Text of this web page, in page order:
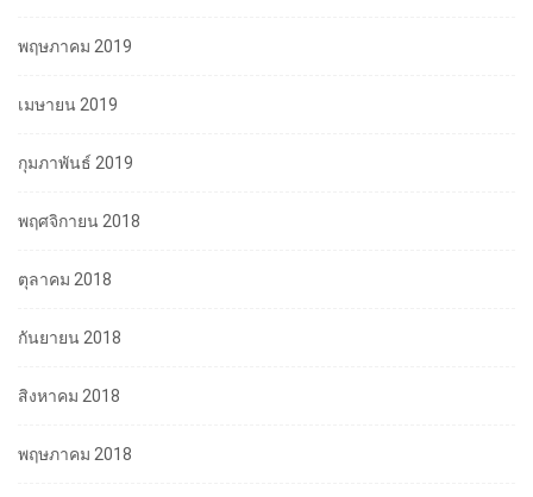
พฤษภาคม 2019
เมษายน 2019
กุมภาพันธ์ 2019
พฤศจิกายน 2018
ตุลาคม 2018
กันยายน 2018
สิงหาคม 2018
พฤษภาคม 2018